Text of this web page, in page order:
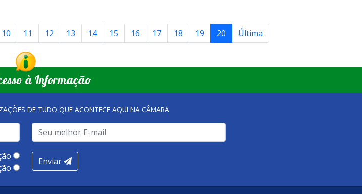
10 11 12 13 14 15 16 17 18 19 20 Última
à Informação
DE TUDO QUE ACONTECE AQUI NA CÂMARA
Enviar